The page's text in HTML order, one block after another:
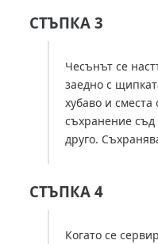
СТЪПКА 3
Чесънът се
заедно с
хубаво и
съхранение съд
друго.
СТЪПКА 4
Когато се